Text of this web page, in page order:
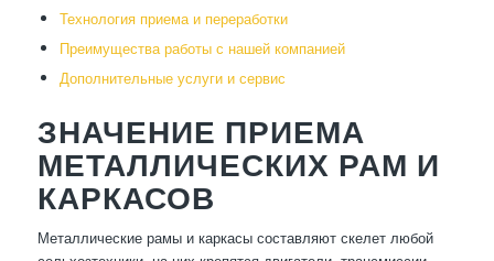
Технология приема и переработки
Преимущества работы с нашей компанией
Дополнительные услуги и сервис
ЗНАЧЕНИЕ ПРИЕМА
МЕТАЛЛИЧЕСКИХ РАМ И
КАРКАСОВ
Металлические рамы и каркасы составляют скелет любой